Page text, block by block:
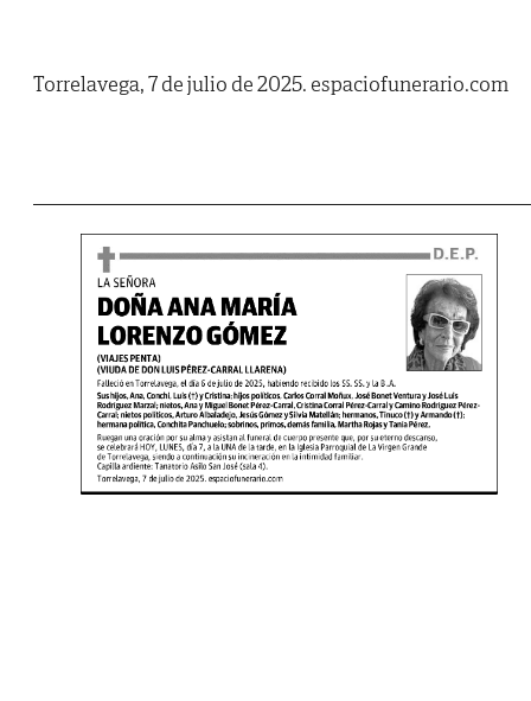
Torrelavega, 7 de julio de 2025. espaciofunerario.com